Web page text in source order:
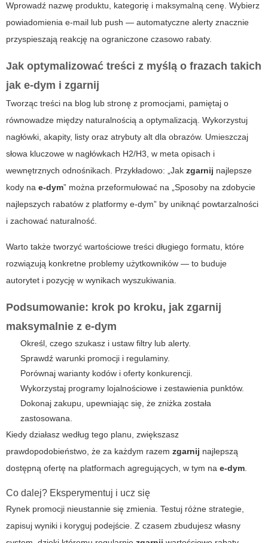
Wprowadź nazwę produktu, kategorię i maksymalną cenę. Wybierz
powiadomienia e-mail lub push — automatyczne alerty znacznie
przyspieszają reakcję na ograniczone czasowo rabaty.
Jak optymalizować treści z myślą o frazach takich
jak e-dym i zgarnij
Tworząc treści na blog lub stronę z promocjami, pamiętaj o
równowadze między naturalnością a optymalizacją. Wykorzystuj
nagłówki, akapity, listy oraz atrybuty alt dla obrazów. Umieszczaj
słowa kluczowe w nagłówkach H2/H3, w meta opisach i
wewnętrznych odnośnikach. Przykładowo: „Jak zgarnij najlepsze
kody na e-dym” można przeformułować na „Sposoby na zdobycie
najlepszych rabatów z platformy e-dym” by uniknąć powtarzalności
i zachować naturalność.
Warto także tworzyć wartościowe treści długiego formatu, które
rozwiązują konkretne problemy użytkowników — to buduje
autorytet i pozycję w wynikach wyszukiwania.
Podsumowanie: krok po kroku, jak zgarnij
maksymalnie z e-dym
Określ, czego szukasz i ustaw filtry lub alerty.
Sprawdź warunki promocji i regulaminy.
Porównaj warianty kodów i oferty konkurencji.
Wykorzystaj programy lojalnościowe i zestawienia punktów.
Dokonaj zakupu, upewniając się, że zniżka została
zastosowana.
Kiedy działasz według tego planu, zwiększasz
prawdopodobieństwo, że za każdym razem zgarnij najlepszą
dostępną ofertę na platformach agregujących, w tym na e-dym
Co dalej? Eksperymentuj i ucz się
Rynek promocji nieustannie się zmienia. Testuj różne strategie,
zapisuj wyniki i koryguj podejście. Z czasem zbudujesz własny